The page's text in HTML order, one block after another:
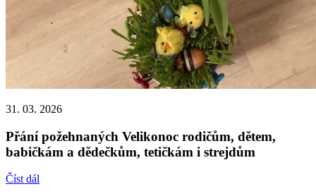
31. 03. 2026
Přání požehnaných Velikonoc rodičům, dětem,
babičkám a dědečkům, tetičkám i strejdům
Číst dál